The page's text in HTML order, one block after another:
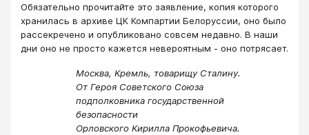
Обязательно прочитайте это заявление, копия которого
хранилась в архиве ЦК Компартии Белоруссии, оно было
рассекречено и опубликовано совсем недавно. В наши
дни оно не просто кажется невероятным - оно потрясает.
Москва, Кремль, товарищу Сталину.
От Героя Советского Союза
подполковника государственной
безопасности
Орловского Кирилла Прокофьевича.